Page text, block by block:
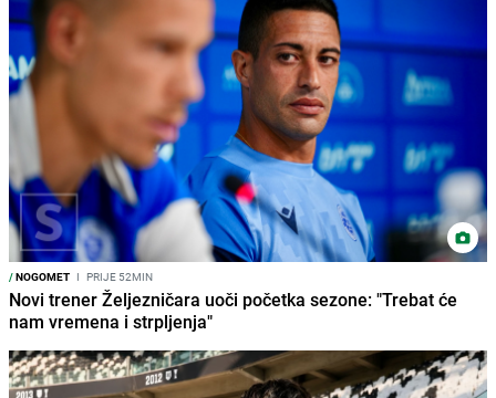
/NOGOMET I PRIJE 52MIN
Novi trener Željezničara uoči početka sezone: "Trebat će
nam vremena i strpljenja"